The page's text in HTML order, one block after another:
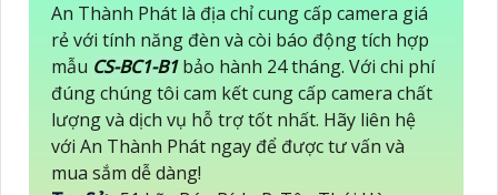
An Thành Phát là địa chỉ cung cấp camera giá
rẻ với tính năng đèn và còi báo động tích hợp
mẫu CS-BC1-B1bảo hành 24 tháng. Với chi phí
đúng chúng tôi cam kết cung cấp camera chất
lượng và dịch vụ hỗ trợ tốt nhất. Hãy liên hệ
với An Thành Phát ngay để được tư vấn và
mua sắm dễ dàng!